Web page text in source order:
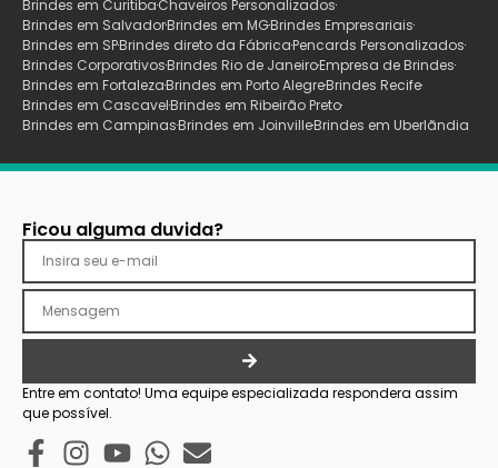
Brindes em CuritibaChaveiros Personalizados
Brindes em SalvadorBrindes em MGBrindes Empresariais
Brindes em SPBrindes direto da FábricaPencards Personalizados
Brindes CorporativosBrindes Rio de JaneiroEmpresa de Brindes
Brindes em FortalezaBrindes em Porto AlegreBrindes Recife
Brindes em CascavelBrindes em Ribeirão Preto
Brindes em CampinasBrindes em JoinvilleBrindes em Uberlãndia
Ficou alguma duvida?
Entre em contato! Uma equipe especializada respondera assim
que possível.